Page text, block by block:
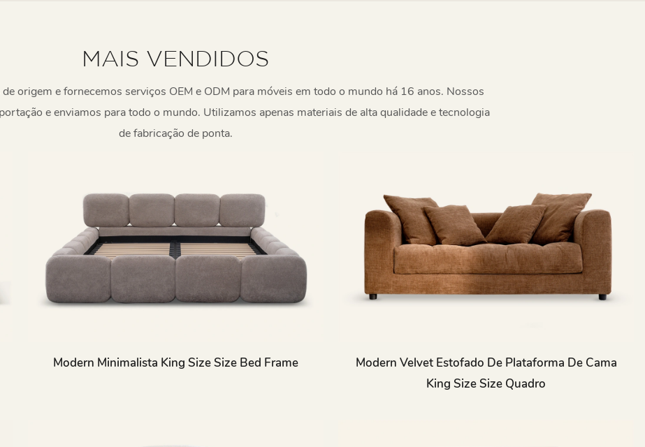
MAIS VENDIDOS
origem e fornecemos serviços OEM e ODM para móveis em todo o mundo há 16 anos. Nossos
e enviamos para todo o mundo. Utilizamos apenas materiais de alta qualidade e tecnologia
de fabricação de ponta.
Modern Minimalista King Size Size Bed Frame
Modern Velvet Estofado De Plataforma De Cama
King Size Size Quadro